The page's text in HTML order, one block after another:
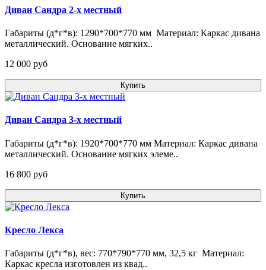
Диван Сандра 2-х местный
Габариты (д*г*в): 1290*700*770 мм Материал: Каркас дивана
металлический. Основание мягких..
12 000 pуб
Купить
Диван Сандра 3-х местный
Габариты (д*г*в): 1920*700*770 мм Материал: Каркас дивана
металлический. Основание мягких элеме..
16 800 pуб
Купить
Кресло Лекса
Габариты (д*г*в), вес: 770*790*770 мм, 32,5 кг Материал:
Каркас кресла изготовлен из квад..